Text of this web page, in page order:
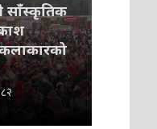
साँस्कृतिक